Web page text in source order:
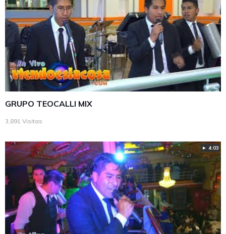
GRUPO TEOCALLI MIX
3,891 Visitas
► 4:03